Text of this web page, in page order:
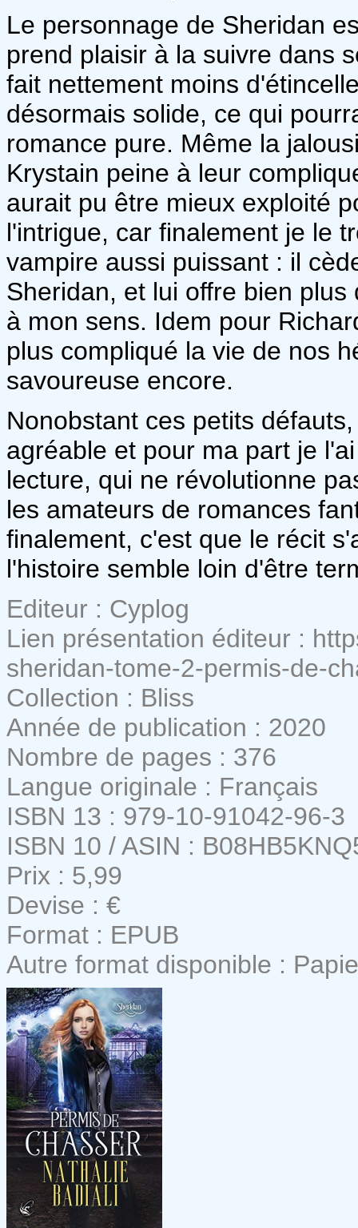
Le personnage de Sheridan
prend plaisir à la suivre dans
fait nettement moins
désormais solide, ce qui
romance pure. Même la
Krystain peine à leur
aurait pu être mieux exploité
l'intrigue, car finalement je le
vampire aussi puissant : il
Sheridan, et lui offre bien
à mon sens. Idem pour
plus compliqué la vie de nos
savoureuse encore.
Nonobstant ces petits
agréable et pour ma part je
lecture, qui ne révolutionne
les amateurs de romances
finalement, c'est que le récit
l'histoire semble loin d'être
Editeur : Cyplog
Lien présentation éditeur :
sheridan-tome-2-permis-de-
Collection : Bliss
Année de publication : 2020
Nombre de pages : 376
Langue originale : Français
ISBN 13 : 979-10-91042-96-3
ISBN 10 / ASIN :
Prix : 5,99
Devise : €
Format : EPUB
Autre format disponible :